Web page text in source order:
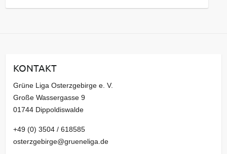
a
v
KONTAKT
Grüne Liga Osterzgebirge e. V.
Große Wassergasse 9
01744 Dippoldiswalde
+49 (0) 3504 / 618585
osterzgebirge@grueneliga.de